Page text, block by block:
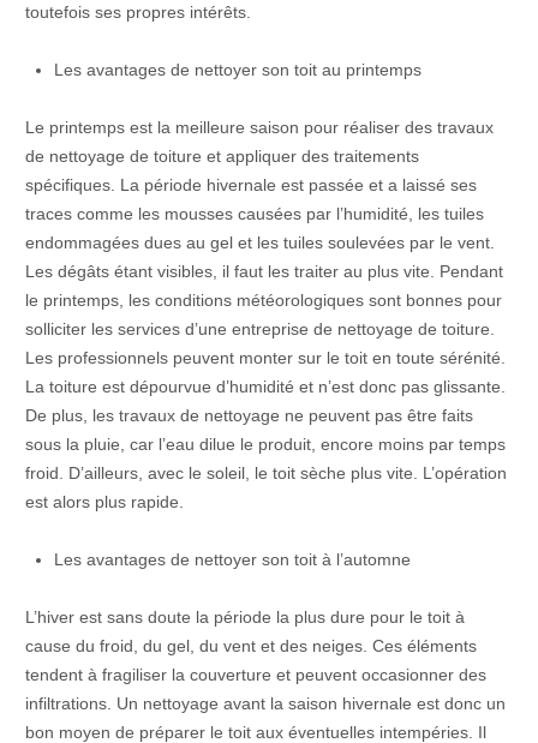
toutefois ses propres intérêts.
Les avantages de nettoyer son toit au printemps
Le printemps est la meilleure saison pour réaliser des travaux
de nettoyage de toiture et appliquer des traitements
spécifiques. La période hivernale est passée et a laissé ses
traces comme les mousses causées par l’humidité, les tuiles
endommagées dues au gel et les tuiles soulevées par le vent.
Les dégâts étant visibles, il faut les traiter au plus vite. Pendant
le printemps, les conditions météorologiques sont bonnes pour
solliciter les services d’une entreprise de nettoyage de toiture.
Les professionnels peuvent monter sur le toit en toute sérénité.
La toiture est dépourvue d’humidité et n’est donc pas glissante.
De plus, les travaux de nettoyage ne peuvent pas être faits
sous la pluie, car l’eau dilue le produit, encore moins par temps
froid. D’ailleurs, avec le soleil, le toit sèche plus vite. L’opération
est alors plus rapide.
Les avantages de nettoyer son toit à l’automne
L’hiver est sans doute la période la plus dure pour le toit à
cause du froid, du gel, du vent et des neiges. Ces éléments
tendent à fragiliser la couverture et peuvent occasionner des
infiltrations. Un nettoyage avant la saison hivernale est donc un
bon moyen de préparer le toit aux éventuelles intempéries. Il